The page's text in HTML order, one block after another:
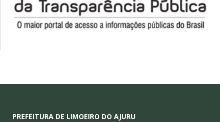
PREFEITURA DE LIMOEIRO DO AJURU